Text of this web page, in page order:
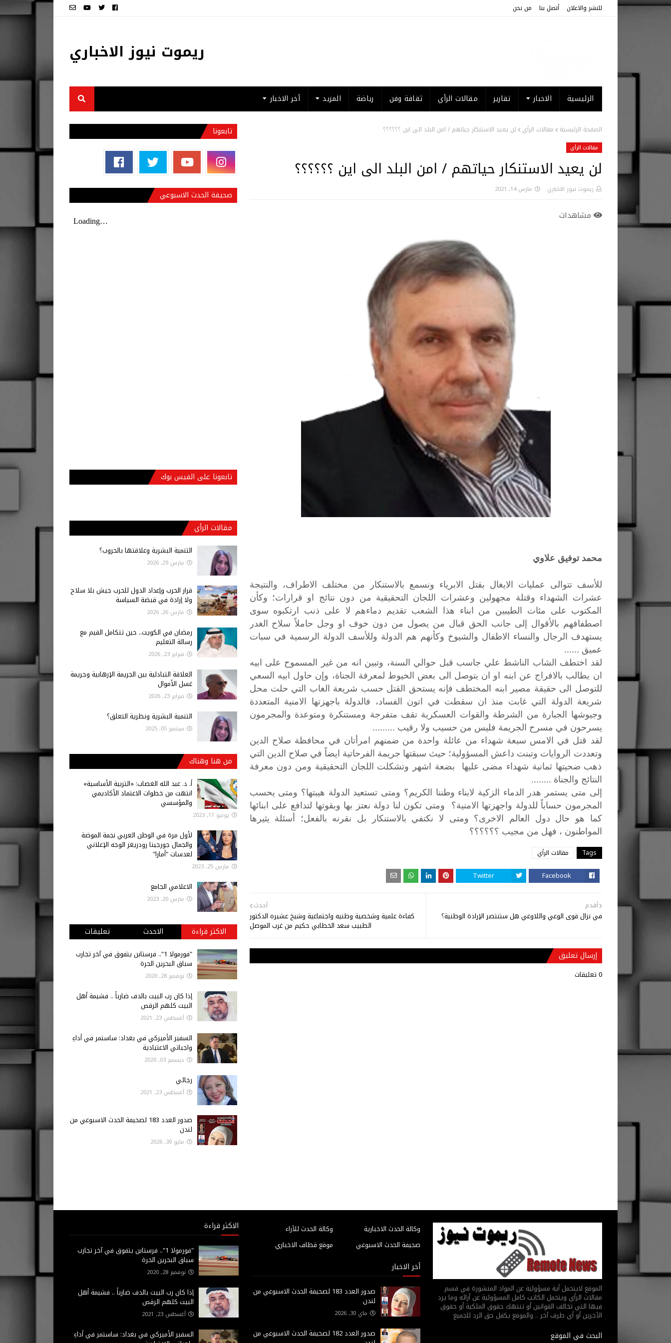
للنشر والاعلان أتصل بنا من نحن
ريموت نيوز الاخباري
الرئيسية الاخبار تقارير مقالات الرأي ثقافة وفن رياضة المزيد أخر الاخبار
الصفحة الرئيسية مقالات الرأي لن يعيد الاستنكار حياتهم / امن البلد الى اين ؟؟؟؟؟؟
مقالات الرأي
لن يعيد الاستنكار حياتهم / امن البلد الى اين ؟؟؟؟؟؟
ريموت نيوز الاخباري مارس 14, 2021
مشاهدات
محمد توفيق علاوي
للأسف تتوالى عمليات الايغال بقتل الابرياء ونسمع بالاستنكار من مختلف الاطراف، والنتيجة
عشرات الشهداء وقتلة مجهولين وعشرات اللجان التحقيقية من دون نتائج او قرارات؛ وكأن
المكتوب على مئات الطيبين من ابناء هذا الشعب تقديم دماءهم لا على ذنب ارتكبوه سوى
اصطفافهم بالأقوال إلى جانب الحق قبال من يصول من دون خوف او وجل حاملاً سلاح الغدر
يستهدف الرجال والنساء الاطفال والشيوخ وكأنهم هم الدولة وللأسف الدولة الرسمية في سبات
عميق ......
لقد اختطف الشاب الناشط علي جاسب قبل حوالي السنة، وتبين انه من غير المسموح على ابيه
ان يطالب بالافراج عن ابنه او ان يتوصل الى بعض الخيوط لمعرفة الجناة، وإن حاول ابيه السعي
للتوصل الى حقيقة مصير ابنه المختطف فإنه يستحق القتل حسب شريعة الغاب التي حلت محل
شريعة الدولة التي غابت منذ ان سقطت في اتون الفساد، فالدولة باجهزتها الامنية المتعددة
وجيوشها الجبارة من الشرطة والقوات العسكرية تقف متفرجة ومستنكرة ومتوعدة والمجرمون
يسرحون في مسرح الجريمة فليس من حسيب ولا رقيب .........
لقد قتل في الامس سبعة شهداء من عائلة واحدة من ضمنهم امرأتان في محافظة صلاح الدين
وتعددت الروايات وتبنت داعش المسؤولية؛ حيث سبقتها جريمة الفرحاتية ايضاً في صلاح الدين التي
ذهب ضحيتها ثمانية شهداء مضى عليها بضعة اشهر وتشكلت اللجان التحقيقية ومن دون معرفة
النتائج والجناة ........
إلى متى يستمر هدر الدماء الزكية لابناء وطننا الكريم؟ ومتى تستعيد الدولة هيبتها؟ ومتى يحسب
المجرمون حساباً للدولة واجهزتها الامنية؟ ومتى تكون لنا دولة نعتز بها وبقوتها لتدافع على ابنائها
كما
هو حال دول العالم الاخرى؟ ومتى لا نكتفي بالاستنكار بل نقرنه بالفعل؛ أسئلة يثيرها
المواطنون ، فهل من مجيب ؟؟؟؟؟؟
Tags مقالات الرأي
Facebook
Twitter
أحدث
كفاءة علمية وشخصية وطنيه واجتماعية وشيخ عشيره الدكتور
الطبيب سعد الخطابي حكيم من غرب الموصل
أقدم
في نزال قوى الوعي واللاوعي هل ستنتصر الإرادة الوطنية؟
إرسال تعليق
0 تعليقات
تابعونا
صحيفة الحدث الاسبوعي
تابعونا على الفيس بوك
مقالات الرأي
التنمية البشرية وعلاقتها بالحروب؟
مارس 29, 2026
قرار الحرب وإعداد الدول للحرب جيش بلا سلاح
ولا إرادة في قبضة السياسة
مارس 26, 2026
رمضان في الكويت.. حين تتكامل القيم مع
رسالة التعليم
فبراير 23, 2026
العلاقة التبادلية بين الجريمة الإرهابية وجريمة
غسل الأموال
فبراير 23, 2026
التنمية البشرية ونظرية التعلق؟
سبتمبر 05, 2025
من هنا وهناك
أ‌. د. عبد الله الغصاب: «التربية الأساسية»
انتهت من خطوات الاعتماد الأكاديمي
والمؤسسي
يونيو 11, 2023
لأول مرة في الوطن العربي نجمة الموضة
والجمال جورجينا رودريغز الوجه الإعلاني
لعدسات "أمارا"
مارس 25, 2023
الاعلامي الجامع
مارس 20, 2023
الاكثر قراءة الاحدث تعليقات
"فورمولا 1".. فرستابن يتفوق في آخر تجارب
سباق البحرين الحرة
نوفمبر 28, 2020
إذا كان رب البيت بالدف ضارباً .. فشيمة أهل
البيت كلهم الرقص
أغسطس 23, 2021
السفير الأميركي في بغداد: ساستمر في أداءِ
واجباتي الاعتيادية
ديسمبر 03, 2020
رجائي
أغسطس 23, 2021
صدور العدد 183 لصحيفة الحدث الاسبوعي من
لندن
مايو 30, 2026
الموقع لايتحمل أية مسؤولية عن المواد المنشورة في قسم
مقالات الرأي ويتحمل الكاتب كامل المسؤولية عن أرائه وما يرد
فيها التي تخالف القوانين أو تنتهك حقوق الملكية أو حقوق
الآخرين أو أي طرف آخر .. والموقع يكفل حق الرد للجميع
البحث في الموقع
وكالة الحدث للآراء
وكالة الحدث الاخبارية
موقع قطاف الاخباري
صحيفة الحدث الاسبوعي
أخر الاخبار
صدور العدد 183 لصحيفة الحدث الاسبوعي من
لندن
ماي 30, 2026
صدور العدد 182 لصحيفة الحدث الاسبوعي من
الاكثر قراءة
"فورمولا 1".. فرستابن يتفوق في آخر تجارب
سباق البحرين الحرة
نوفمبر 28, 2020
إذا كان رب البيت بالدف ضارباً .. فشيمة أهل
البيت كلهم الرقص
أغسطس 23, 2021
السفير الأميركي في بغداد: ساستمر في أداءِ